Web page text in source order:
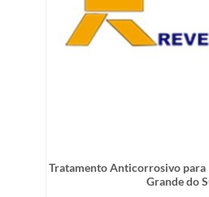
Tratamento Anticorrosivo para
Grande do